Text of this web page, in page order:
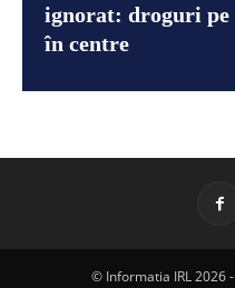
ignorat: droguri pe
în centre
© Informatia IRL 2026